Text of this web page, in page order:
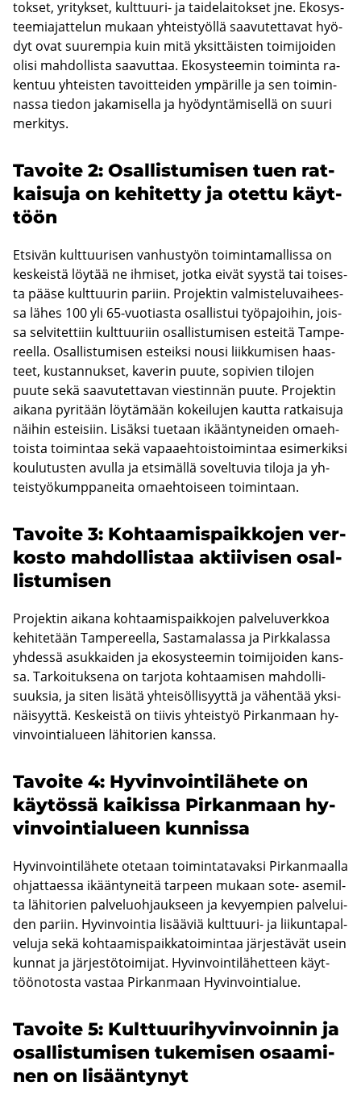
tok­set, yri­tyk­set, kulttuuri-​ ja tai­de­lai­tok­set jne. Eko­sys­
tee­mia­jat­te­lun mu­kaan yh­teis­työl­lä saa­vu­tet­ta­vat hyö­
dyt ovat suu­rem­pia kuin mitä yk­sit­täis­ten toi­mi­joi­den
olisi mah­dol­lis­ta saa­vut­taa. Eko­sys­tee­min toi­min­ta ra­
ken­tuu yh­teis­ten ta­voit­tei­den ym­pä­ril­le ja sen toi­min­
nas­sa tie­don ja­ka­mi­sel­la ja hyö­dyn­tä­mi­sel­lä on suuri
mer­ki­tys.
Ta­voi­te 2: Osal­lis­tu­mi­sen tuen rat­
kai­su­ja on ke­hi­tet­ty ja otet­tu käyt­
töön
Et­si­vän kult­tuu­ri­sen van­hus­työn toi­min­ta­mal­lis­sa on
kes­keis­tä löy­tää ne ih­mi­set, jotka eivät syys­tä tai toi­ses­
ta pääse kult­tuu­rin pa­riin. Pro­jek­tin val­mis­te­lu­vai­hees­
sa lähes 100 yli 65-​vuotiasta osal­lis­tui työ­pa­joi­hin, jois­
sa sel­vi­tet­tiin kult­tuu­riin osal­lis­tu­mi­sen es­tei­tä Tam­pe­
reel­la. Osal­lis­tu­mi­sen es­teik­si nousi liik­ku­mi­sen haas­
teet, kus­tan­nuk­set, ka­ve­rin puute, so­pi­vien ti­lo­jen
puute sekä saa­vu­tet­ta­van vies­tin­nän puute. Pro­jek­tin
ai­ka­na py­ri­tään löy­tä­mään ko­kei­lu­jen kaut­ta rat­kai­su­ja
näi­hin es­tei­siin. Li­säk­si tue­taan ikään­ty­nei­den omaeh­
tois­ta toi­min­taa sekä va­paa­eh­tois­toi­min­taa esi­mer­kik­si
kou­lu­tus­ten avul­la ja et­si­mäl­lä so­vel­tu­via ti­lo­ja ja yh­
teis­työ­kump­pa­nei­ta omaeh­toi­seen toi­min­taan.
Ta­voi­te 3: Koh­taa­mis­paik­ko­jen ver­
kos­to mah­dol­lis­taa ak­tii­vi­sen osal­
lis­tu­mi­sen
Pro­jek­tin ai­ka­na koh­taa­mis­paik­ko­jen pal­ve­lu­verk­koa
ke­hi­te­tään Tam­pe­reel­la, Sas­ta­ma­las­sa ja Pirk­ka­las­sa
yh­des­sä asuk­kai­den ja eko­sys­tee­min toi­mi­joi­den kans­
sa. Tar­koi­tuk­se­na on tar­jo­ta koh­taa­mi­sen mah­dol­li­
suuk­sia, ja siten li­sä­tä yh­tei­söl­li­syyt­tä ja vä­hen­tää yk­si­
näi­syyt­tä. Kes­keis­tä on tii­vis yh­teis­työ Pir­kan­maan hy­
vin­voin­tia­lu­een lä­hi­to­rien kans­sa.
Ta­voi­te 4: Hy­vin­voin­ti­lä­he­te on
käy­tös­sä kai­kis­sa Pir­kan­maan hy­
vin­voin­tia­lu­een kun­nis­sa
Hy­vin­voin­ti­lä­he­te ote­taan toi­min­ta­ta­vak­si Pir­kan­maal­la
oh­jat­taes­sa ikään­ty­nei­tä tar­peen mu­kaan sote- ase­mil­
ta lä­hi­to­rien pal­ve­luoh­jauk­seen ja ke­vyem­pien pal­ve­lui­
den pa­riin. Hy­vin­voin­tia li­sää­viä kulttuuri-​ ja lii­kun­ta­pal­
ve­lu­ja sekä koh­taa­mis­paik­ka­toi­min­taa jär­jes­tä­vät usein
kun­nat ja jär­jes­tö­toi­mi­jat. Hy­vin­voin­ti­lä­het­teen käyt­
töö­no­tos­ta vas­taa Pir­kan­maan Hy­vin­voin­tia­lue.
Ta­voi­te 5: Kult­tuu­ri­hy­vin­voin­nin ja
osal­lis­tu­mi­sen tu­ke­mi­sen osaa­mi­
nen on li­sään­ty­nyt